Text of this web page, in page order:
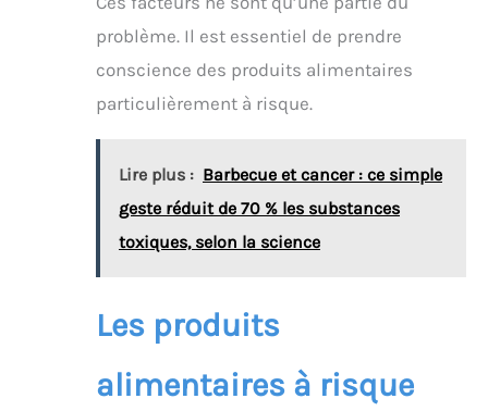
problème. Il est essentiel de prendre
conscience des produits alimentaires
particulièrement à risque.
Lire plus : Barbecue et cancer : ce simple
geste réduit de 70 % les substances
toxiques, selon la science
Les produits
alimentaires à risque